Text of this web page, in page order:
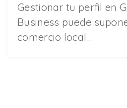
Gestionar tu perfil en
Business puede
comercio local…